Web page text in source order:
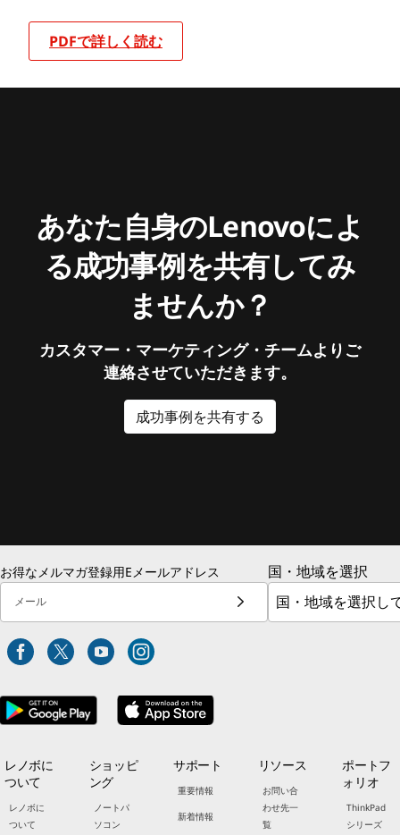
PDFで詳しく読む
あなた自身のLenovoによ
る成功事例を共有してみ
ませんか？
カスタマー・マーケティング・チームよりご
連絡させていただきます。
成功事例を共有する
お得なメルマガ登録用Eメールアドレス
メール
国・地域を選択
レノボに
ついて
レノボに
ついて
ショッピ
ング
ノートパ
ソコン
サポート
重要情報
新着情報
リソース
お問い合
わせ先一
覧
ポートフ
ォリオ
ThinkPad
シリーズ